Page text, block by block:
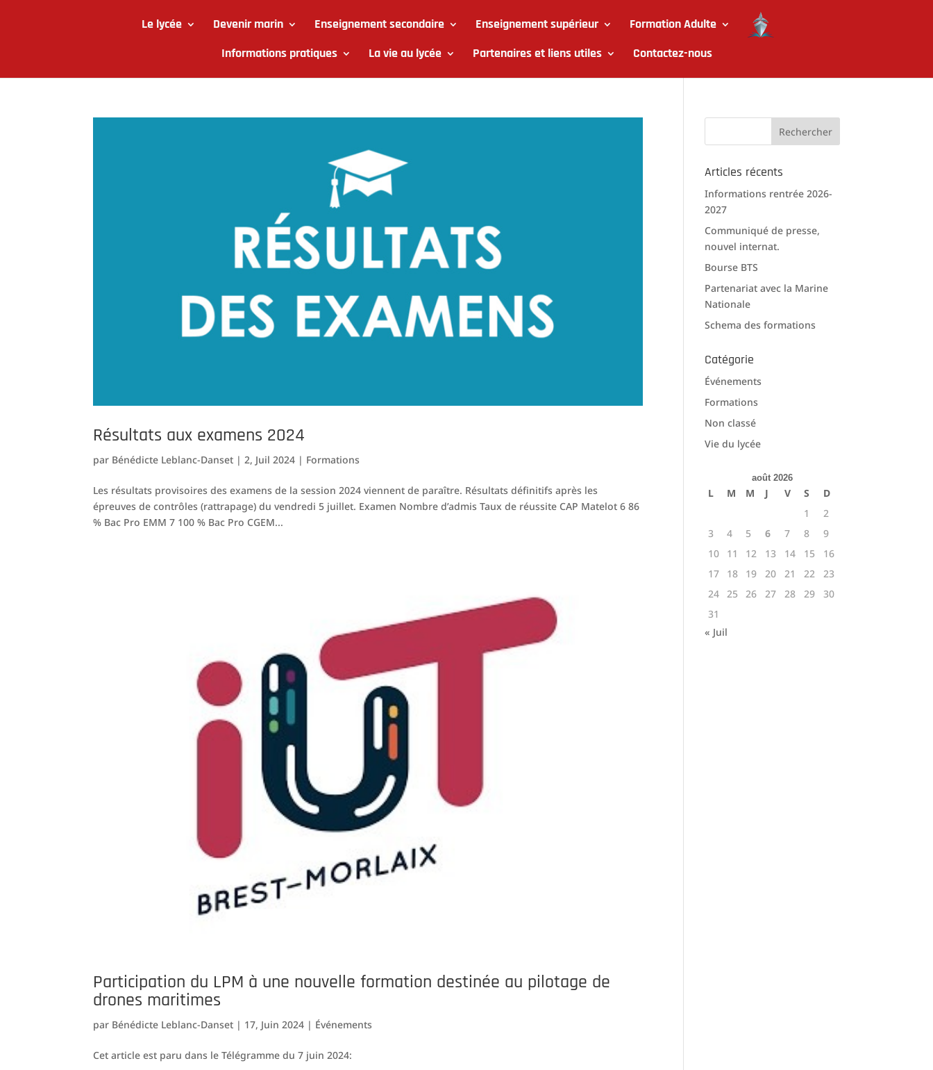
Le lycée Devenir marin Enseignement secondaire Enseignement supérieur
Formation Adulte
Informations pratiques
La vie au lycée Partenaires et liens utiles Contactez-nous
Résultats aux examens 2024
par Bénédicte Leblanc-Danset | 2, Juil 2024 | Formations
Les résultats provisoires des examens de la session 2024 viennent de paraître. Résultats définitifs après les
épreuves de contrôles (rattrapage) du vendredi 5 juillet. Examen Nombre d’admis Taux de réussite CAP Matelot 6 86
% Bac Pro EMM 7 100 % Bac Pro CGEM...
Participation du LPM à une nouvelle formation destinée au pilotage de
drones maritimes
par Bénédicte Leblanc-Danset | 17, Juin 2024 | Événements
Cet article est paru dans le Télégramme du 7 juin 2024:
Articles récents
Informations rentrée 2026-
2027
Communiqué de presse,
nouvel internat.
Bourse BTS
Partenariat avec la Marine
Nationale
Schema des formations
Catégorie
Événements
Formations
Non classé
Vie du lycée
août 2026
L M M J V S
D
1
2
3
4 5 6 7 8
9
10
11 12 13 14 15
16
17
18 19 20 21 22
23
24 25 26 27 28 29
30
31
« Juil